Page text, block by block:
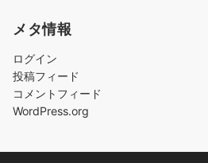
メタ情報
ログイン
投稿フィード
コメントフィード
WordPress.org